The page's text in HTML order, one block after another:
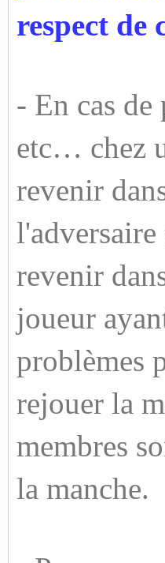
respect de
- En cas
etc… chez
revenir
revenir
joueur
problèmes
rejouer la
membres
la manche.